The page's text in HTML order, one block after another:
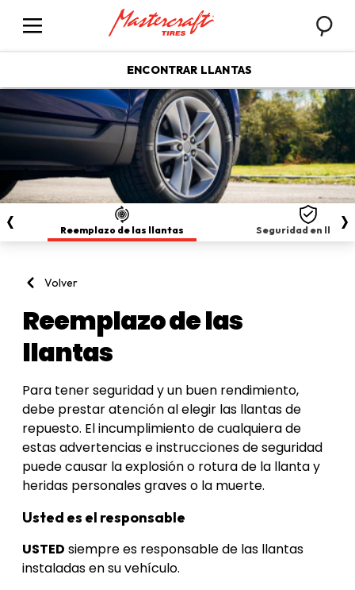
ENCONTRAR LLANTAS
Reemplazo de las llantas Seguridad en
Volver
Reemplazo de las
llantas
Para tener seguridad y un buen rendimiento,
debe prestar atención al elegir las llantas de
repuesto. El incumplimiento de cualquiera de
estas advertencias e instrucciones de seguridad
puede causar la explosión o rotura de la llanta y
heridas personales graves o la muerte.
Usted es el responsable
USTED ​ siempre es responsable de las llantas
instaladas en su vehículo.